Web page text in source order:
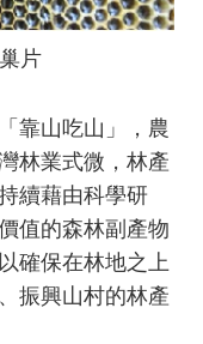
片
靠山吃山」，農
林業式微，林產
續藉由科學研
值的森林副產物
確保在林地之上
振興山村的林產